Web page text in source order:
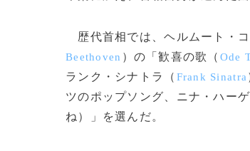
歴代首相では、ヘルムート・
Beethoven ）の「歓喜の歌（ Ode
ランク・シナトラ（ Frank Sinatra
ツのポップソング、ニナ・ハー
ね）」を選んだ。